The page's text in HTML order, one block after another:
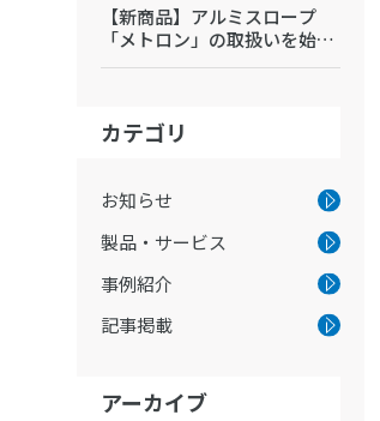
【新商品】アルミスロープ
「メトロン」の取扱いを始め
ます
カテゴリ
お知らせ
製品・サービス
事例紹介
記事掲載
アーカイブ